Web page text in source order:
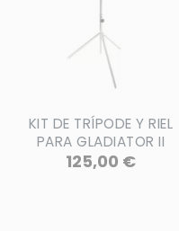
KIT DE TRÍPODE Y RIEL
PARA GLADIATOR II
125,00 €Precio